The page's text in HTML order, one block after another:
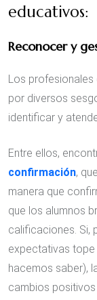
educativos:
Reconocer y
Los
por diversos
identificar y
Entre ellos,
confirmación,
manera que
que los alumnos
calificaciones. Si,
expectativas tope
hacemos saber),
cambios positivos